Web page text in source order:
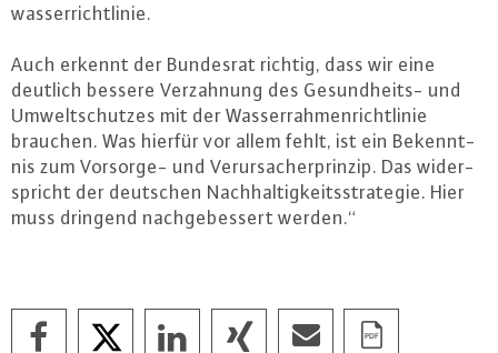
was­ser­richt­li­nie.
Auch erkennt der Bundesrat richtig, dass wir eine
deutlich bessere Ver­zah­nung des Ge­sund­heits- und
Um­welt­schut­zes mit der Was­ser­rah­men­richt­li­nie
brauchen. Was hierfür vor allem fehlt, ist ein Be­kennt­
nis zum Vorsorge- und Ver­ur­sa­cher­prin­zip. Das wi­der­
spricht der deutschen Nach­hal­tig­keits­stra­te­gie. Hier
muss dringend nach­ge­bes­sert werden.“